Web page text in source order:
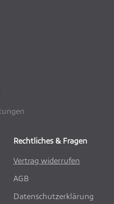
Rechtliches & Fragen
Vertrag widerrufen
AGB
Datenschutzerklärung